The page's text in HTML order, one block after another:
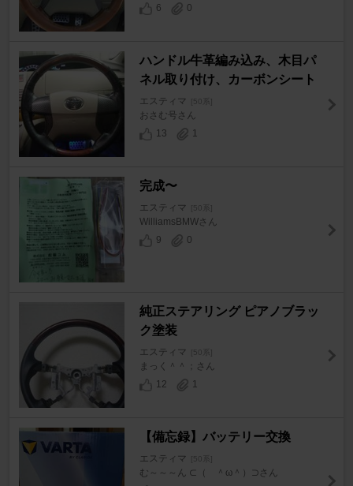
6 0
ハンドル牛革編み込み、木目パ
ネル取り付け、カーボンシート
エスティマ [50系]
おさむ号さん
13
1
完成〜
エスティマ [50系]
WilliamsBMWさん
9
0
純正ステアリング ピアノブラッ
ク塗装
エスティマ [50系]
まっく＾＾；さん
12
1
【備忘録】バッテリー交換
エスティマ [50系]
む～～～ん ⊂（ ＾ω＾）⊃さん